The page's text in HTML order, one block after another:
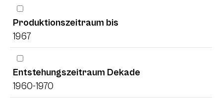
Produktionszeitraum bis
1967
Entstehungszeitraum Dekade
1960-1970